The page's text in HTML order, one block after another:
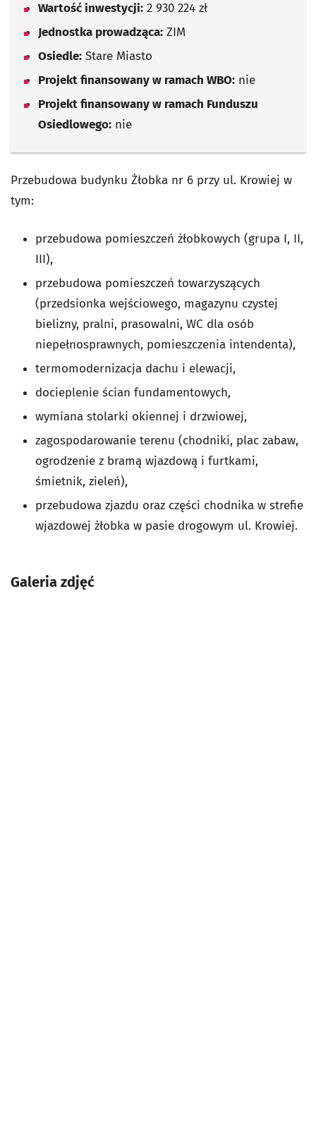
Wartość inwestycji: 2 930 224 zł
Jednostka prowadząca: ZIM
Osiedle: Stare Miasto
Projekt finansowany w ramach WBO: nie
Projekt finansowany w ramach Funduszu
Osiedlowego: nie
Przebudowa budynku Żłobka nr 6 przy ul. Krowiej w
tym:
przebudowa pomieszczeń żłobkowych (grupa I, II,
III),
przebudowa pomieszczeń towarzyszących
(przedsionka wejściowego, magazynu czystej
bielizny, pralni, prasowalni, WC dla osób
niepełnosprawnych, pomieszczenia intendenta),
termomodernizacja dachu i elewacji,
docieplenie ścian fundamentowych,
wymiana stolarki okiennej i drzwiowej,
zagospodarowanie terenu (chodniki, plac zabaw,
ogrodzenie z bramą wjazdową i furtkami,
śmietnik, zieleń),
przebudowa zjazdu oraz części chodnika w strefie
wjazdowej żłobka w pasie drogowym ul. Krowiej.
Galeria zdjęć